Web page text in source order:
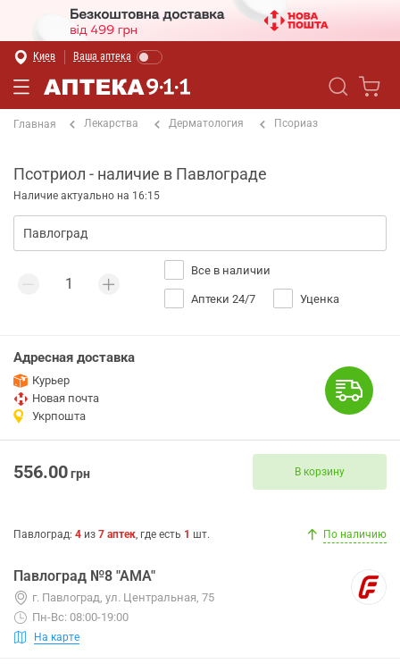
Киев Ваша аптека
Главная Лекарства Дерматология Псориаз
Псотриол - наличие в Павлограде
Наличие актуально на 16:15
Все в наличии
Аптеки 24/7 Уценка
Адресная доставка
Курьер
Новая почта
Укрпошта
556.00грн В корзину
Павлоград: 4 из 7 аптек, где есть 1 шт. По наличию
Павлоград №8 "АМА"
г. Павлоград, ул. Центральная, 75
Пн-Вс: 08:00-19:00
На карте